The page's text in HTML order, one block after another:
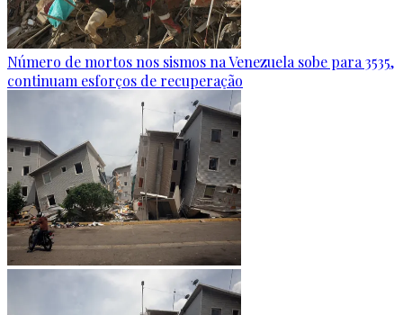
Número de mortos nos sismos na Venezuela sobe para 3535,
continuam esforços de recuperação